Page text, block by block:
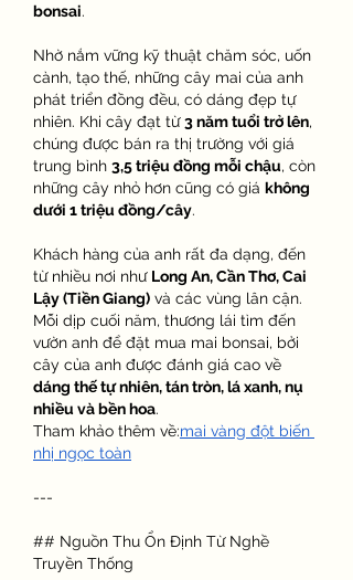
bonsai.
Nhờ nắm vững kỹ thuật chăm sóc, uốn
cành, tạo thế, những cây mai của anh
phát triển đồng đều, có dáng đẹp tự
nhiên. Khi cây đạt từ 3 năm tuổi trở lên,
chúng được bán ra thị trường với giá
trung bình 3,5 triệu đồng mỗi chậu, còn
những cây nhỏ hơn cũng có giá không
dưới 1 triệu đồng/cây.
Khách hàng của anh rất đa dạng, đến
từ nhiều nơi như Long An, Cần Thơ, Cai
Lậy (Tiền Giang) và các vùng lân cận.
Mỗi dịp cuối năm, thương lái tìm đến
vườn anh để đặt mua mai bonsai, bởi
dáng thế tự nhiên, tán tròn, lá xanh, nụ
nhiều và bền hoa.
Tham khảo thêm về:mai vàng đột biến
nhị ngọc toàn
---
## Nguồn Thu Ổn Định Từ Nghề
Truyền Thống